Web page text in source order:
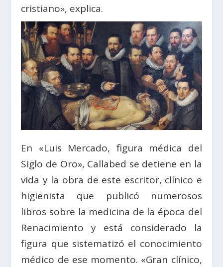
cristiano», explica.
En «Luis Mercado, figura médica del
Siglo de Oro», Callabed se detiene en la
vida y la obra de este escritor, clínico e
higienista que publicó numerosos
libros sobre la medicina de la época del
Renacimiento y está considerado la
figura que sistematizó el conocimiento
médico de ese momento. «Gran clínico,